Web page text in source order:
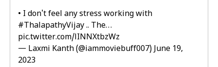
• I don't feel any stress working with
#ThalapathyVijay .. The…
pic.twitter.com/lINNXtbzWz
— Laxmi Kanth (@iammoviebuff007) June 19,
2023